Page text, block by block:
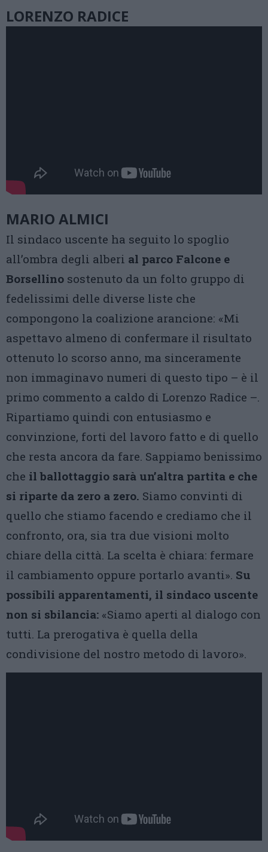
LORENZO RADICE
MARIO ALMICI
Il sindaco uscente ha seguito lo spoglio
all’ombra degli alberi al parco Falcone e
Borsellino sostenuto da un folto gruppo di
fedelissimi delle diverse liste che
compongono la coalizione arancione: «Mi
aspettavo almeno di confermare il risultato
ottenuto lo scorso anno, ma sinceramente
non immaginavo numeri di questo tipo – è il
primo commento a caldo di Lorenzo Radice –.
Ripartiamo quindi con entusiasmo e
convinzione, forti del lavoro fatto e di quello
che resta ancora da fare. Sappiamo benissimo
che il ballottaggio sarà un’altra partita e che
si riparte da zero a zero. Siamo convinti di
quello che stiamo facendo e crediamo che il
confronto, ora, sia tra due visioni molto
chiare della città. La scelta è chiara: fermare
il cambiamento oppure portarlo avanti». Su
possibili apparentamenti, il sindaco uscente
non si sbilancia: «Siamo aperti al dialogo con
tutti. La prerogativa è quella della
condivisione del nostro metodo di lavoro».